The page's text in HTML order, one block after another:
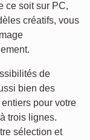
ce soit sur PC,
créatifs, vous
de
bien des
pour votre
trois lignes.
sélection et